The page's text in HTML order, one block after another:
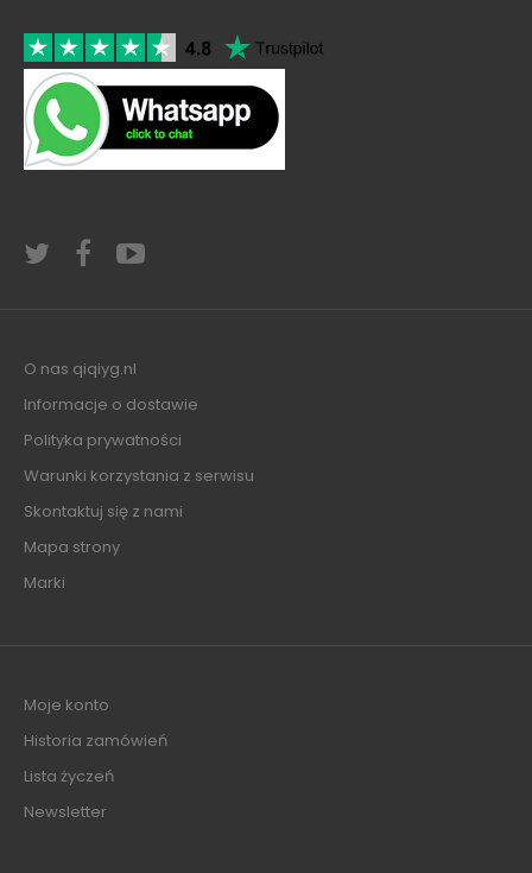
O nas qiqiyg.nl
Informacje o dostawie
Polityka prywatności
Warunki korzystania z serwisu
Skontaktuj się z nami
Mapa strony
Marki
Moje konto
Historia zamówień
Lista życzeń
Newsletter